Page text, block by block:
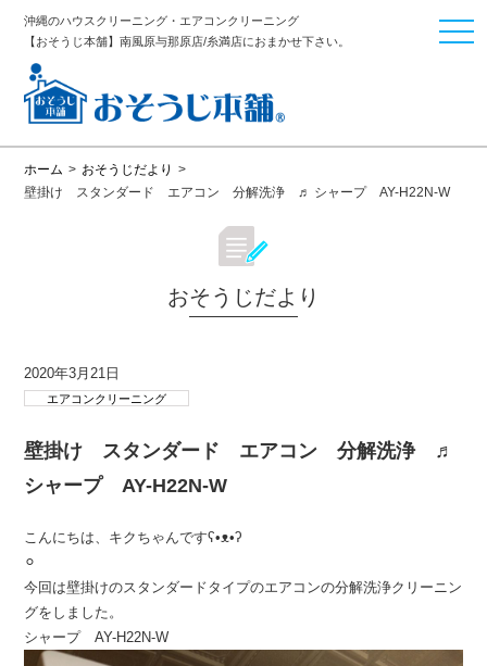
沖縄のハウスクリーニング・エアコンクリーニング
【おそうじ本舗】南風原与那原店/糸満店におまかせ下さい。
ホーム > おそうじだより
>
壁掛け スタンダード エアコン 分解洗浄 ♬ シャープ AY-H22N-W
おそうじだより
2020年3月21日
エアコンクリーニング
壁掛け スタンダード エアコン 分解洗浄 ♬
シャープ AY-H22N-W
こんにちは、キクちゃんですʕ•ᴥ•ʔ
⚪︎
今回は壁掛けのスタンダードタイプのエアコンの分解洗浄クリーニン
グをしました。
シャープ AY-H22N-W